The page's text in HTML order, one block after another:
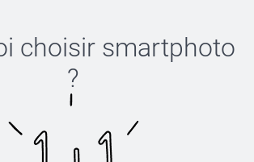
choisir smartphoto
?